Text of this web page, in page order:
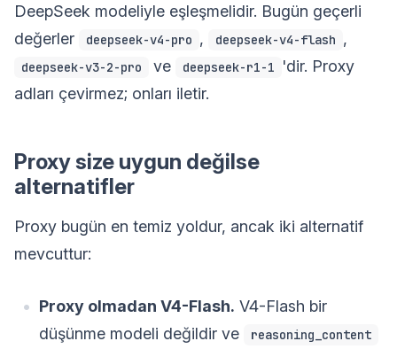
DeepSeek modeliyle eşleşmelidir. Bugün geçerli
değerler
deepseek-v4-pro , deepseek-v4-flash ,
deepseek-v3-2-pro ve deepseek-r1-1
'dir. Proxy
adları çevirmez; onları iletir.
Proxy size uygun değilse
alternatifler
Proxy bugün en temiz yoldur, ancak iki alternatif
mevcuttur:
Proxy olmadan V4-Flash. V4-Flash bir
düşünme modeli değildir ve
reasoning_content